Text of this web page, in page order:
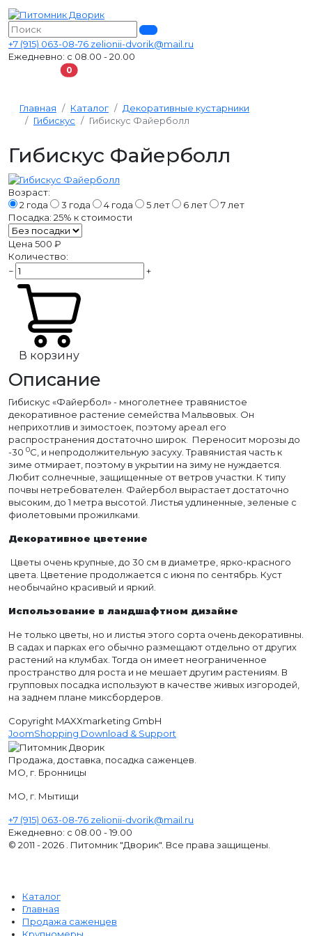
+7 (915) 063-08-76 zelionii-dvorik@mail.ru
Ежедневно: с 08.00 - 20.00
0В корзину
Главная Каталог
Декоративные кустарники
Гибискус
Гибискус Файерболл
Гибискус Файерболл
Возраст:
2 года
3 года 4 года 5 лет 6 лет
7 лет
Посадка: 25% к стоимости
Цена 500 ₽
Количество:
−
+
В корзину
Описание
Гибискус «Файербол» - многолетнее травянистое
декоративное растение семейства Мальвовых. Он
неприхотлив и зимостоек, поэтому ареал его
распространения достаточно широк. Переносит морозы до
-30 0С, и непродолжительную засуху. Травянистая часть к
зиме отмирает, поэтому в укрытии на зиму не нуждается.
Любит солнечные, защищенные от ветров участки. К типу
почвы нетребователен. Файербол вырастает достаточно
высоким, до 1 метра высотой. Листья удлиненные, зеленые с
фиолетовыми прожилками.
Декоративное цветение
Цветы очень крупные, до 30 см в диаметре, ярко-красного
цвета. Цветение продолжается с июня по сентябрь. Куст
необычайно красивый и яркий.
Использование в ландшафтном дизайне
Не только цветы, но и листья этого сорта очень декоративны.
В садах и парках его обычно размещают отдельно от других
растений на клумбах. Тогда он имеет неограниченное
пространство для роста и не мешает другим растениям. В
групповых посадка используют в качестве живых изгородей,
на заднем плане миксбордеров.
Copyright MAXXmarketing GmbH
JoomShopping Download & Support
Продажа, доставка, посадка саженцев.
МО, г. Бронницы
МО, г. Мытищи
+7 (915) 063-08-76 zelionii-dvorik@mail.ru
Ежедневно: с 08.00 - 19.00
© 2011 - 2026 . Питомник "Дворик". Все права защищены.
Каталог
Главная
Продажа саженцев
Крупномеры